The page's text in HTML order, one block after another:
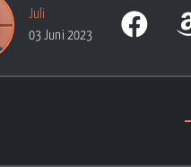
Juli
03 Juni 2023